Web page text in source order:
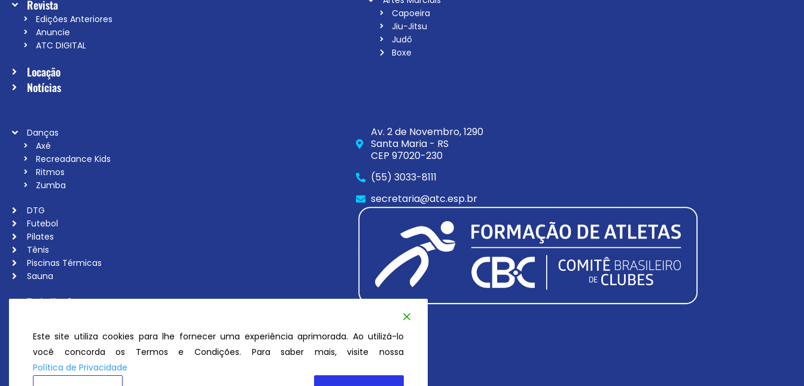
Revista
Edições Anteriores
Anuncie
ATC DIGITAL
Locação
Notícias
Capoeira
Jiu-Jitsu
Judô
Boxe
Danças
Axé
Recreadance Kids
Ritmos
Zumba
DTG
Futebol
Pilates
Tênis
Piscinas Térmicas
Sauna
Trabalhe Conosco
Ouvidoria
Política de Privacidade
Perguntas Frequentes
Av. 2 de Novembro, 1290
Santa Maria - RS
CEP 97020-230
(55) 3033-8111
secretaria@atc.esp.br
Este site utiliza cookies para lhe fornecer uma experiência aprimorada. Ao utilizá-lo
você concorda os Termos e Condições. Para saber mais, visite nossa
Política de Privacidade